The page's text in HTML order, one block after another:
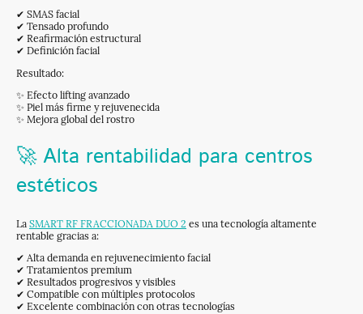
✔ SMAS facial
✔ Tensado profundo
✔ Reafirmación estructural
✔ Definición facial
Resultado:
✨ Efecto lifting avanzado
✨ Piel más firme y rejuvenecida
✨ Mejora global del rostro
🚀 Alta rentabilidad para centros
estéticos
La SMART RF FRACCIONADA DUO 2 es una tecnología altamente
rentable gracias a:
✔ Alta demanda en rejuvenecimiento facial
✔ Tratamientos premium
✔ Resultados progresivos y visibles
✔ Compatible con múltiples protocolos
✔ Excelente combinación con otras tecnologías